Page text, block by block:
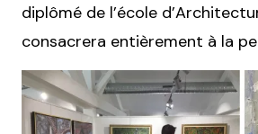
diplômé de l’école
consacrera entièrement à la